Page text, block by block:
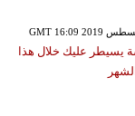
يسيطر عليك خلال هذا